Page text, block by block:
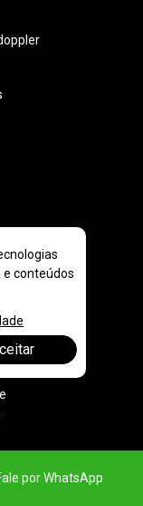
por WhatsApp
conteúdos